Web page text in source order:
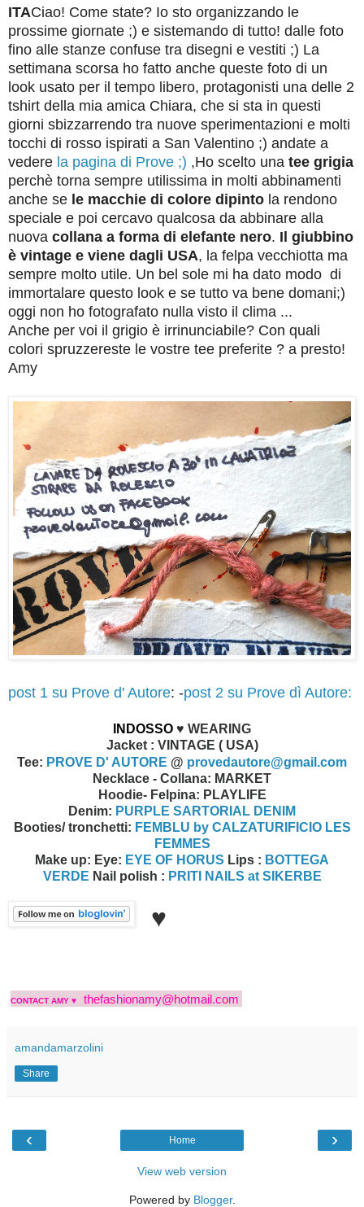
ITACiao! Come state? Io sto organizzando le
prossime giornate ;) e sistemando di tutto! dalle foto
fino alle stanze confuse tra disegni e vestiti ;) La
settimana scorsa ho fatto anche queste foto di un
look usato per il tempo libero, protagonisti una delle 2
tshirt della mia amica Chiara, che si sta in questi
giorni sbizzarrendo tra nuove sperimentazioni e molti
tocchi di rosso ispirati a San Valentino ;) andate a
vedere la pagina di Prove ;) ,Ho scelto una tee grigia
perchè torna sempre utilissima in molti abbinamenti
anche se le macchie di colore dipinto la rendono
speciale e poi cercavo qualcosa da abbinare alla
nuova collana a forma di elefante nero. Il giubbino
è vintage e viene dagli USA, la felpa vecchiotta ma
sempre molto utile. Un bel sole mi ha dato modo di
immortalare questo look e se tutto va bene domani;)
oggi non ho fotografato nulla visto il clima ...
Anche per voi il grigio è irrinunciabile? Con quali
colori spruzzereste le vostre tee preferite ? a presto!
Amy
post 1 su Prove d' Autore: -post 2 su Prove dì Autore:
INDOSSO ♥ WEARING
Jacket : VINTAGE ( USA)
Tee: PROVE D' AUTORE @ provedautore@gmail.com
Necklace - Collana: MARKET
Hoodie- Felpina: PLAYLIFE
Denim: PURPLE SARTORIAL DENIM
Booties/ tronchetti: FEMBLU by CALZATURIFICIO LES
FEMMES
Make up: Eye: EYE OF HORUS Lips : BOTTEGA
VERDE Nail polish : PRITI NAILS at SIKERBE
♥
CONTACT AMY ♥ thefashionamy@hotmail.com
amandamarzolini
Share
‹ ›
Home
View web version
Powered by Blogger.